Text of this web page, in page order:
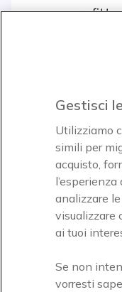
e approfitta
Icon
Paga
Gestisci
Utilizziamo
simili per
acquisto,
analizzare
visualizzare
ai tuoi
Se non
vorresti